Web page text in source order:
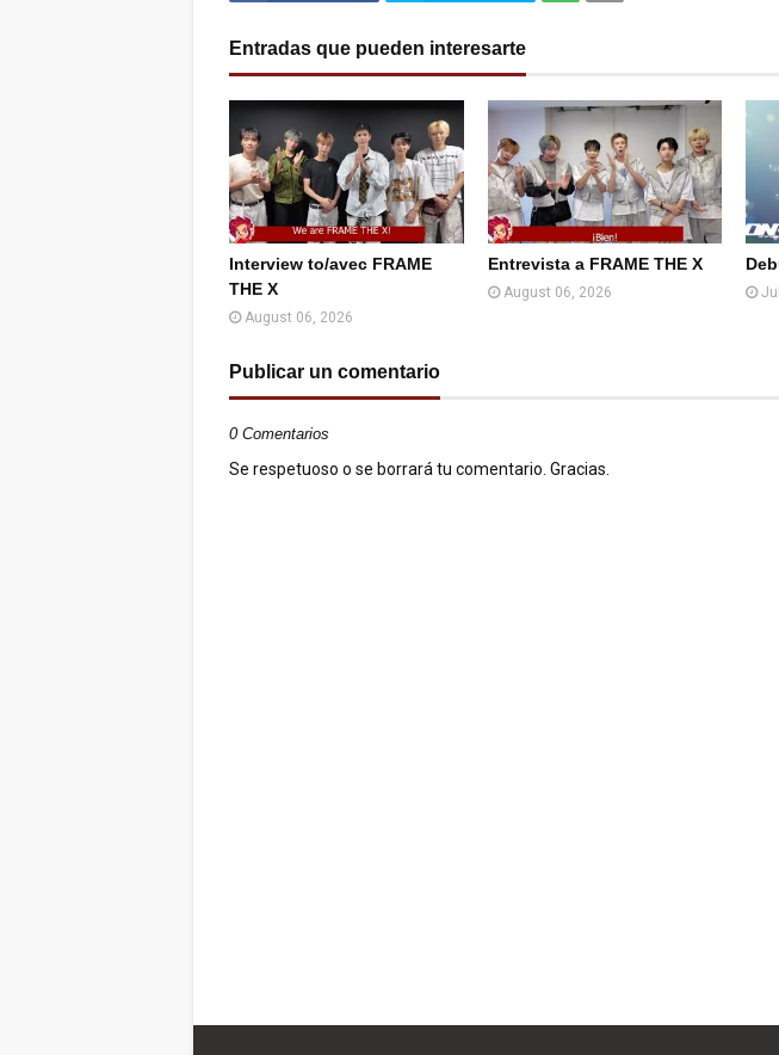
en
What
sApp
(Web
por
Email
Entradas que pueden interesarte
Interview to/avec FRAME
THE X
August 06, 2026
Entrevista a FRAME THE X
August 06, 2026
Publicar un comentario
0 Comentarios
Se respetuoso o se borrará tu comentario. Gracias.